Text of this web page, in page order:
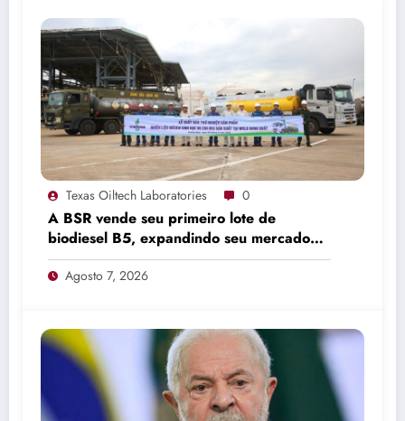
Texas Oiltech Laboratories 0
A BSR vende seu primeiro lote de
biodiesel B5, expandindo seu mercado
de combustíveis ecológicos.
Agosto 7, 2026